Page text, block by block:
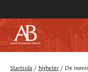
Startsida / Nyheter / De